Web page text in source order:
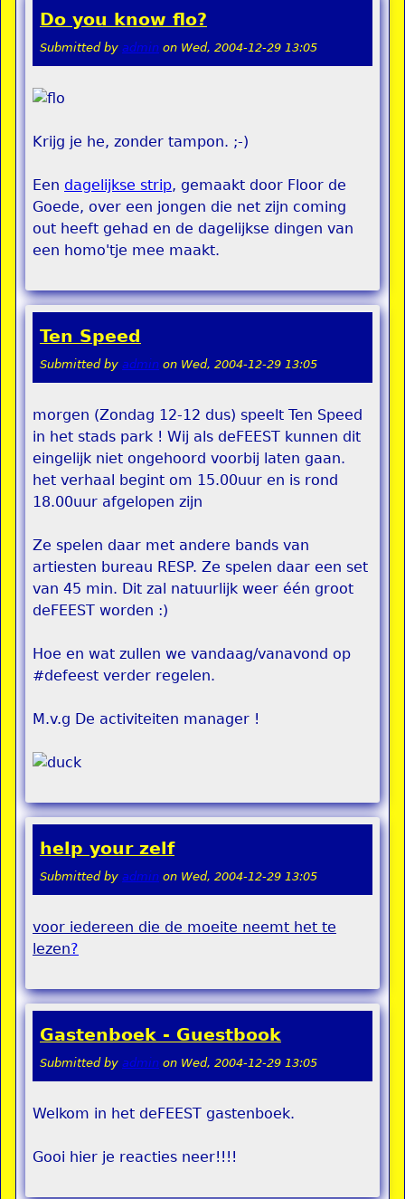
Do you know flo?
Submitted by admin on Wed, 2004-12-29 13:05
Krijg je he, zonder tampon. ;-)
Een dagelijkse strip, gemaakt door Floor de
Goede, over een jongen die net zijn coming
out heeft gehad en de dagelijkse dingen van
een homo'tje mee maakt.
Ten Speed
Submitted by admin on Wed, 2004-12-29 13:05
morgen (Zondag 12-12 dus) speelt Ten Speed
in het stads park ! Wij als deFEEST kunnen dit
eingelijk niet ongehoord voorbij laten gaan.
het verhaal begint om 15.00uur en is rond
18.00uur afgelopen zijn
Ze spelen daar met andere bands van
artiesten bureau RESP. Ze spelen daar een set
van 45 min. Dit zal natuurlijk weer één groot
deFEEST worden :)
Hoe en wat zullen we vandaag/vanavond op
#defeest verder regelen.
M.v.g De activiteiten manager !
help your zelf
Submitted by admin on Wed, 2004-12-29 13:05
voor iedereen die de moeite neemt het te
lezen?
Gastenboek - Guestbook
Submitted by admin on Wed, 2004-12-29 13:05
Welkom in het deFEEST gastenboek.
Gooi hier je reacties neer!!!!